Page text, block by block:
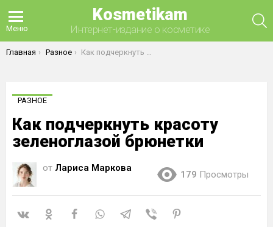
Меню
Kosmetikam
Интернет-издание о косметике
Вы здесь:
Главная Разное Как подчеркнуть красоту зеленоглазой брюнетки
РАЗНОЕ
Как подчеркнуть красоту
зеленоглазой брюнетки
от Лариса Маркова
179 Просмотры